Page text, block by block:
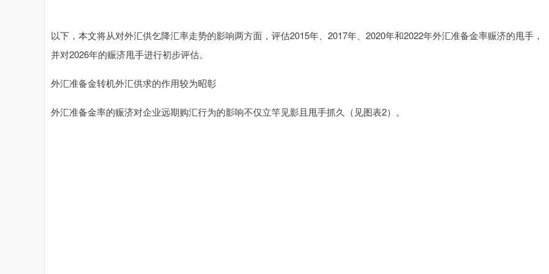
以下，本文将从对外汇供乞降汇率走势的影响两方面，评估2015年、2017年、2020年和2022年外汇准备金率赈济的甩手，
并对2026年的赈济甩手进行初步评估。
外汇准备金转机外汇供求的作用较为昭彰
外汇准备金率的赈济对企业远期购汇行为的影响不仅立竿见影且甩手抓久（见图表2）。